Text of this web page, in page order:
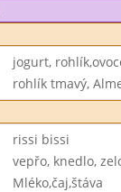
jogurt,
rohlík tmavý,
rissi bissi
vepřo, knedlo,
Mléko,čaj,štáva